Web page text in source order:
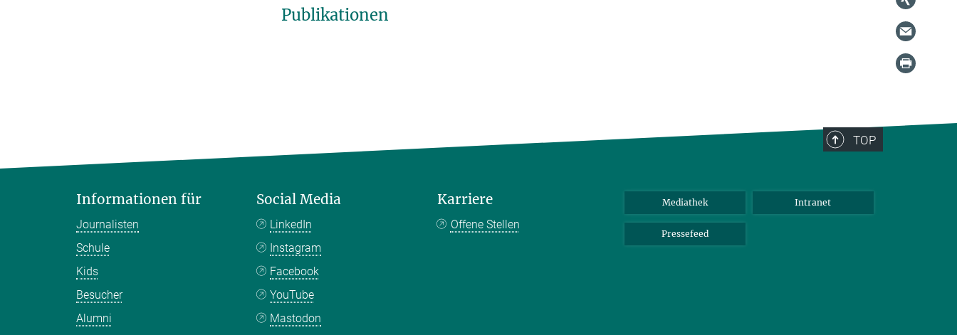
Publikationen
TOP
Informationen für
Journalisten
Schule
Kids
Besucher
Alumni
Social Media
LinkedIn
Instagram
Facebook
YouTube
Mastodon
Karriere
Offene Stellen
Mediathek Intranet
Pressefeed